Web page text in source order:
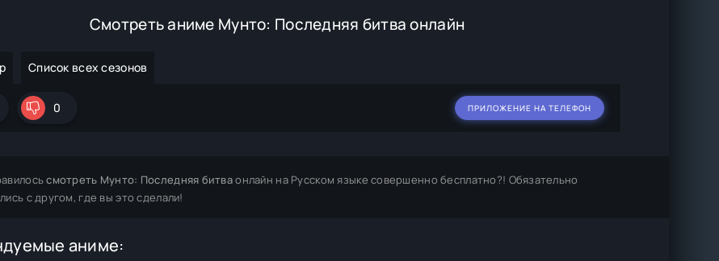
Смотреть аниме Мунто: Последняя битва онлайн
Список всех сезонов
0 ПРИЛОЖЕНИЕ НА ТЕЛЕФОН
смотреть Мунто: Последняя битваонлайн на Русском языке совершенно бесплатно?! Обязательно
с другом, где вы это сделали!
аниме: